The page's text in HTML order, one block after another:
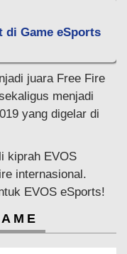
di Game eSports
juara Free Fire
menjadi
yang digelar di
kiprah EVOS
internasional.
EVOS eSports!